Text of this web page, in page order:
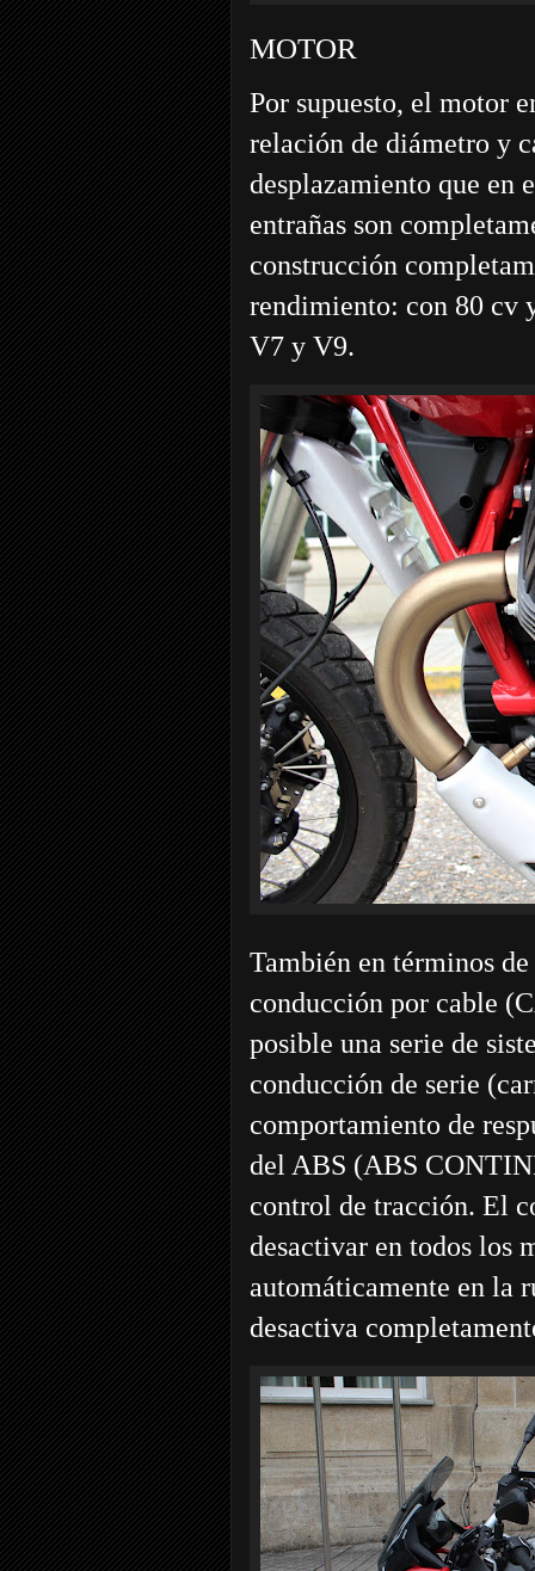
MOTOR
Por supuesto, el motor
relación de diámetro y
desplazamiento que en
entrañas son
construcción
rendimiento: con 80 cv
V7 y V9.
También en términos
conducción por cable
posible una serie de
conducción de serie
comportamiento de
del ABS (ABS
control de tracción. El
desactivar en todos los
automáticamente en la
desactiva